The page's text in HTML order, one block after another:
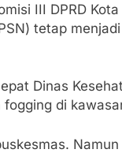
III DPRD
tetap
Dinas
di